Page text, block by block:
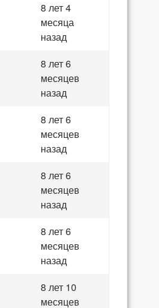
8 лет 4
месяца
назад
8 лет 6
месяцев
назад
8 лет 6
месяцев
назад
8 лет 6
месяцев
назад
8 лет 6
месяцев
назад
8 лет 10
месяцев